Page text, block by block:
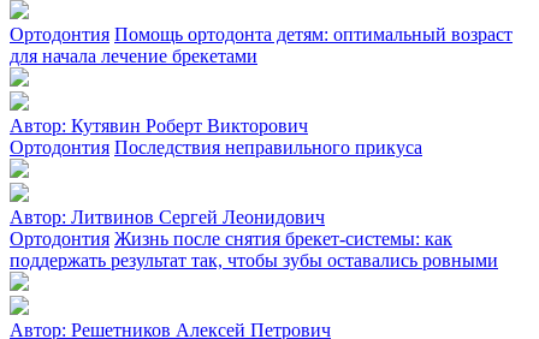
Ортодонтия Помощь ортодонта детям: оптимальный возраст
для начала лечение брекетами
Автор: Кутявин Роберт Викторович
Ортодонтия Последствия неправильного прикуса
Автор: Литвинов Сергей Леонидович
Ортодонтия Жизнь после снятия брекет-системы: как
поддержать результат так, чтобы зубы оставались ровными
Автор: Решетников Алексей Петрович